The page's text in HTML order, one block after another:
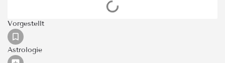
Vorgestellt
Astrologie